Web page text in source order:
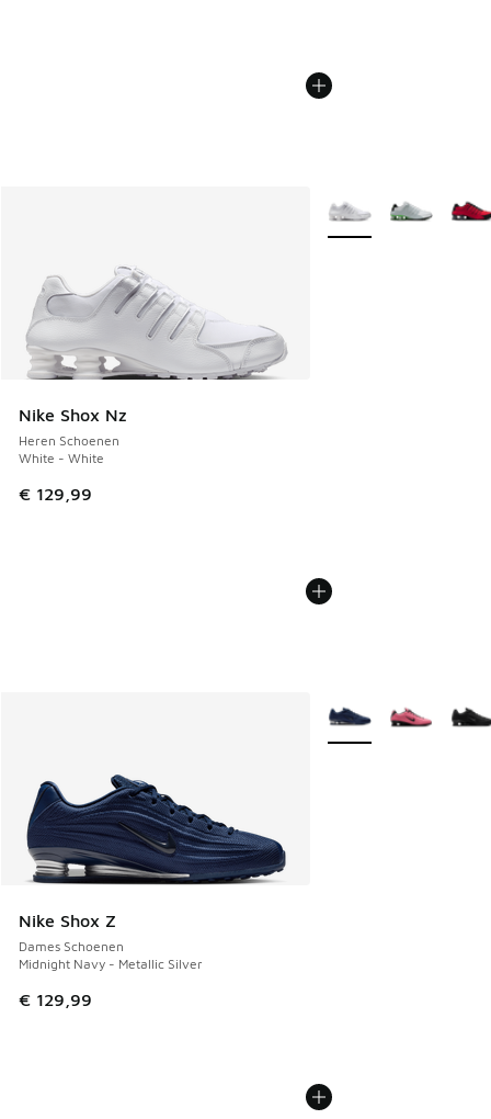
Nike Shox Nz
Heren Schoenen
White - White
€ 129,99
Meer kleuren
Nike Shox Z
Dames Schoenen
Midnight Navy - Metallic Silver
€ 129,99
Meer kleuren